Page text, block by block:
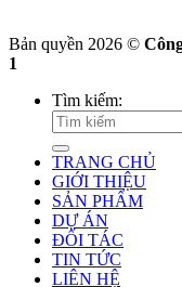
Bản quyền 2026 ©
1
Tìm kiếm:
TRANG CHỦ
GIỚI THIỆU
SẢN PHẨM
DỰ ÁN
ĐỐI TÁC
TIN TỨC
LIÊN HỆ